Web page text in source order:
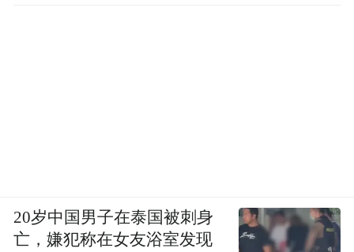
20岁中国男子在泰国被刺身
亡，嫌犯称在女友浴室发现